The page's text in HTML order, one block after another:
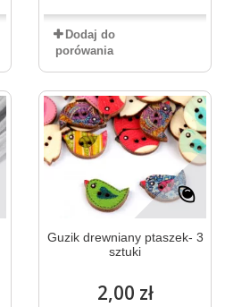
Dodaj do
porówania
Guzik drewniany ptaszek- 3
sztuki
2,00 zł